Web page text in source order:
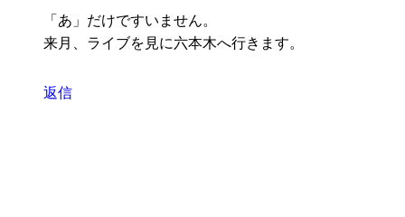
「あ」だけですいません。
来月、ライブを見に六本木へ行きます。
返信